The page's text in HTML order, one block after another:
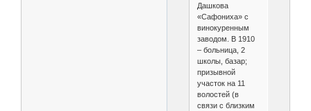
Дашкова
«Сафониха» с
винокуренным
заводом. В 1910
– больница, 2
школы, базар;
призывной
участок на 11
волостей (в
связи с близким